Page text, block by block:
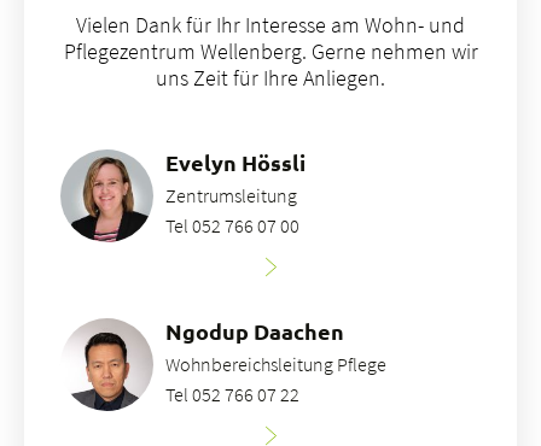
Standorte
Tätigkeitsfelder
Portrait
bei uns arbeiten
Vielen Dank für Ihr Interesse am Wohn- und
Pflegezentrum Wellenberg. Gerne nehmen wir
uns Zeit für Ihre Anliegen.
Evelyn Hössli
Zentrumsleitung
Tel 052 766 07 00
Ngodup Daachen
Wohnbereichsleitung Pflege
Tel 052 766 07 22